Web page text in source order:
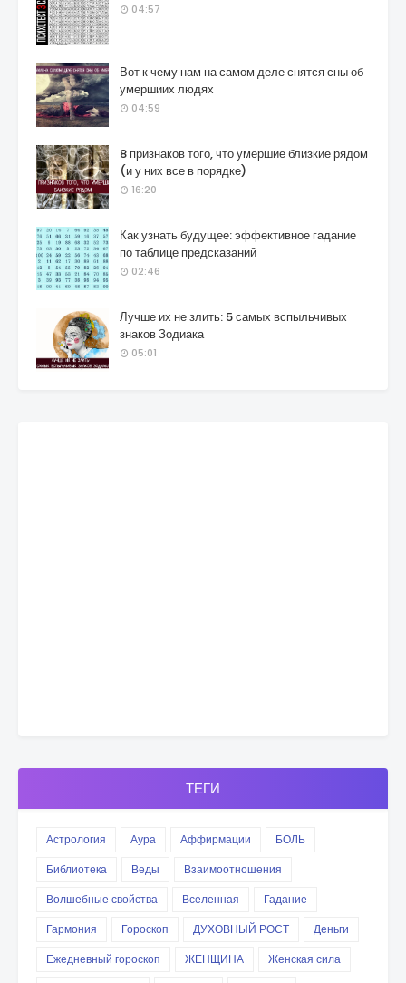
04:57
Вот к чему нам на самом деле снятся сны об
умершиих людях
04:59
8 признаков того, что умершие близкие рядом
(и у них все в порядке)
16:20
Как узнать будущее: эффективное гадание
по таблице предсказаний
02:46
Лучше их не злить: 5 самых вспыльчивых
знаков Зодиака
05:01
ТЕГИ
Астрология Аура Аффирмации
БОЛЬ
Библиотека
Веды
Взаимоотношения
Волшебные свойства
Вселенная
Гадание
Гармония
Гороскоп ДУХОВНЫЙ РОСТ
Деньги
Ежедневный гороскоп
ЖЕНЩИНА
Женская сила